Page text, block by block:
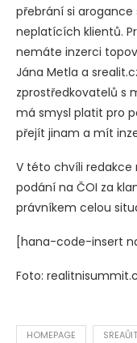
přebrání si
neplatících klientů.
nemáte inzerci
Jána Metla a
zprostředkovatelů s
má smysl platit pro
přejít jinam a mít
V této chvíli redakce
podání na ČOI za
právníkem celou
[hana-code-insert
Foto:
HOMEPAGE